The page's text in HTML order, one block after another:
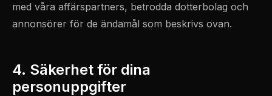
med våra affärspartners, betrodda dotterbolag och
annonsörer för de ändamål som beskrivs ovan.
4. Säkerhet för dina
personuppgifter